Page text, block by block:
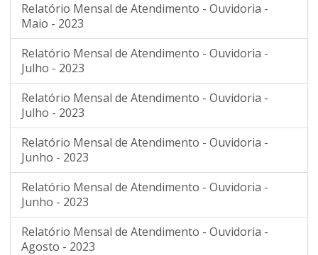
Relatório Mensal de Atendimento - Ouvidoria -
Maio - 2023
Relatório Mensal de Atendimento - Ouvidoria -
Julho - 2023
Relatório Mensal de Atendimento - Ouvidoria -
Julho - 2023
Relatório Mensal de Atendimento - Ouvidoria -
Junho - 2023
Relatório Mensal de Atendimento - Ouvidoria -
Junho - 2023
Relatório Mensal de Atendimento - Ouvidoria -
Agosto - 2023